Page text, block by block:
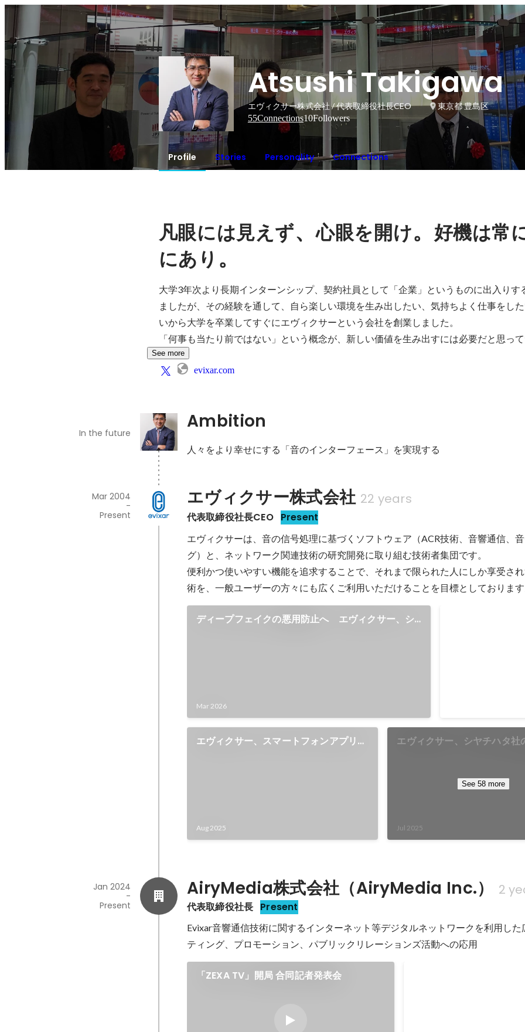
Atsushi Takigawa
エヴィクサー株式会社 / 代表取締役社長CEO
東京都 豊島区
55Connections10Followers
Profile Stories Personality Connections
凡眼には見えず、心眼を開け。好機は常
にあり 。
大学3年次より長期インターンシップ、契約社員として「企業」というものに出入りす
ましたが、その経験を通して、自ら楽しい環境を生み出したい、気持ちよく仕事をし
いから大学を卒業してすぐにエヴィクサーという会社を創業しました。
「何事も当たり前ではない」という概念が、新しい価値を生み出すには必要だと思って
See more
evixar.com
Ambition
In the future
人々をより幸せにする「音のインターフェース」を実現する
エヴィクサー株式会社 22 years
代表取締役社長CEO Present
Mar 2004
-
Present
エヴィクサーは、音の信号処理に基づくソフトウェア（ACR技術、音響通信、
グ）と、ネットワーク関連技術の研究開発に取り組む技術者集団です。
便利かつ使いやすい機能を追求することで、それまで限られた人にしか享受さ
術を、一般ユーザーの方々にも広くご利用いただけることを目標としております
ディープフェイクの悪用防止へ エヴィクサー、シ
Mar 2026
エヴィクサー、スマートフォンアプリ
Aug 2025
エヴィクサー、シヤチハタ社
Evixar Announces
Solution
Jul 2025
See 58 more
AiryMedia株式会社（AiryMedia Inc.） 2
代表取締役社長 Present
Jan 2024
-
Present
Evixar音響通信技術に関するインターネット等デジタルネットワークを利用した
ティング、プロモーション、パブリックリレーションズ活動への応用
「ZEXA TV」開局 合同記者発表会